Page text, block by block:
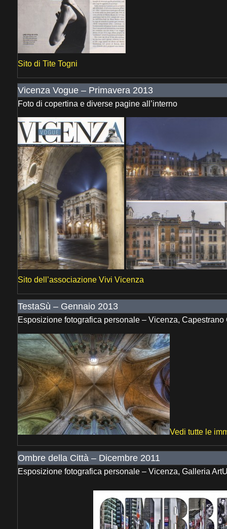
Sito di Tite Togni
Vicenza Vogue – Primavera 2013
Foto di copertina e diverse pagine all’interno
Sito dell’associazione Vivi Vicenza
TestaSù – Gennaio 2013
Esposizione fotografica personale – Vicenza, Capestrano
Vedi tutte le
Ombre della Città – Dicembre 2011
Esposizione fotografica personale – Vicenza, Galleria